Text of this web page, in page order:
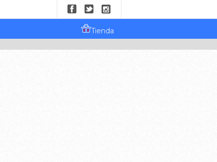
Tienda